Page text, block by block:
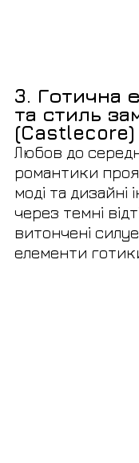
3. Готична
та стиль
(Castlecore)
Любов до
романтики
моді та дизайні
через темні
витончені
елементи